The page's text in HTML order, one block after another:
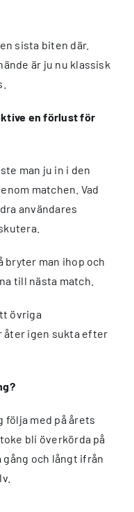
sista biten där.
är ju nu klassisk
en förlust för
man ju in i den
matchen. Vad
användares
bryter man ihop och
till nästa match.
övriga
åter igen sukta efter
följa med på årets
bli överkörda på
gång och långt ifrån